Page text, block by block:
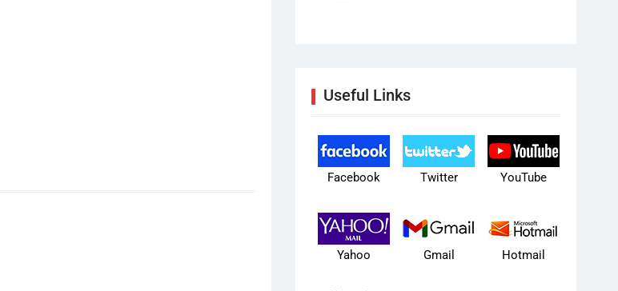
Useful Links
Facebook Twitter YouTube
Yahoo Gmail Hotmail